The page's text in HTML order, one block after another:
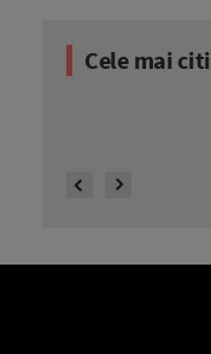
Cele mai
7 uleiuri